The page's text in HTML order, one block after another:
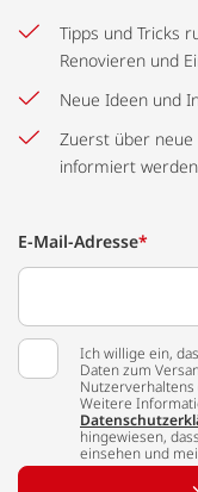
Tipps und Tricks
Renovieren und
Neue Ideen und
Zuerst über
informiert
E-Mail-Adresse*
Ich willige ein,
Daten zum
Nutzerverhaltens
Weitere
hingewiesen,
einsehen und